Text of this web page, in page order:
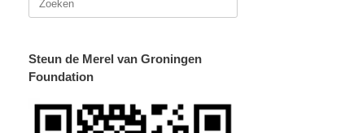
Steun de Merel van Groningen
Foundation